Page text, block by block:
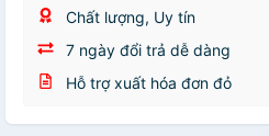
Chất lượng, Uy tín
7 ngày đổi trả dễ dàng
Hỗ trợ xuất hóa đơn đỏ